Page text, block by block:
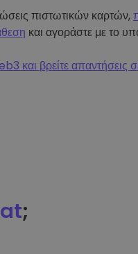
πιστωτικών καρτών,
και αγοράστε με το
και βρείτε απαντήσεις
;